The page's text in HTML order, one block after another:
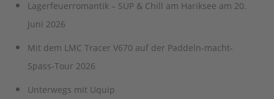
Lagerfeuerromantik – SUP & Chill am Hariksee am 20.
Juni 2026
Mit dem LMC Tracer V670 auf der Paddeln-macht-
Spass-Tour 2026
Unterwegs mit Uquip